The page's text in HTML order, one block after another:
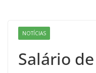
NOTÍCIAS
Salário